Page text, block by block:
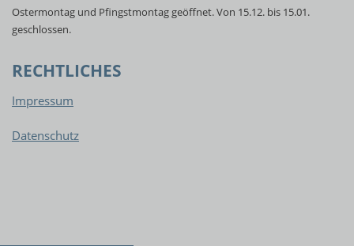
Ostermontag und Pfingstmontag geöffnet. Von 15.12. bis 15.01.
geschlossen.
RECHTLICHES
Impressum
Datenschutz